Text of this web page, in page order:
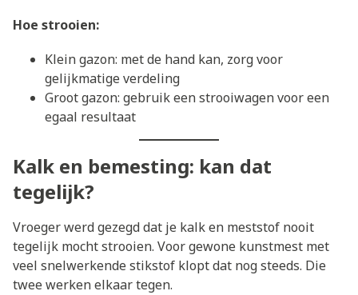
Hoe strooien:
Klein gazon: met de hand kan, zorg voor
gelijkmatige verdeling
Groot gazon: gebruik een strooiwagen voor een
egaal resultaat
Kalk en bemesting: kan dat
tegelijk?
Vroeger werd gezegd dat je kalk en meststof nooit
tegelijk mocht strooien. Voor gewone kunstmest met
veel snelwerkende stikstof klopt dat nog steeds. Die
twee werken elkaar tegen.